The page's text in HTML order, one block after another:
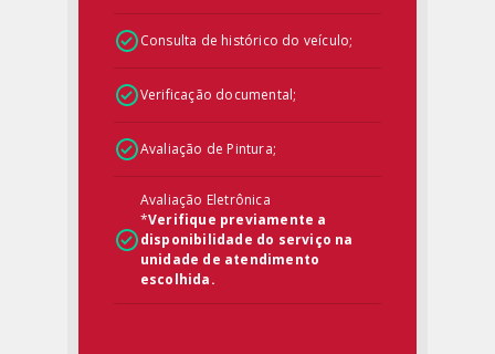
Consulta de histórico do veículo;
Verificação documental;
Avaliação de Pintura;
Avaliação Eletrônica
*Verifique previamente a
disponibilidade do serviço na
unidade de atendimento
escolhida.